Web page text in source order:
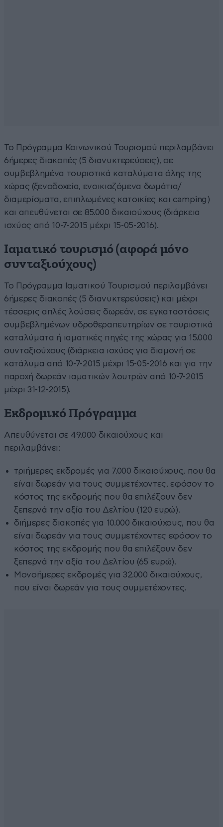
Το Πρόγραμμα Κοινωνικού Τουρισμού περιλαμβάνει
6ήμερες διακοπές (5 διανυκτερεύσεις), σε
συμβεβλημένα τουριστικά καταλύματα όλης της
χώρας (ξενοδοχεία, ενοικιαζόμενα δωμάτια/
διαμερίσματα, επιπλωμένες κατοικίες και camping)
και απευθύνεται σε 85.000 δικαιούχους (διάρκεια
ισχύος από 10-7-2015 μέχρι 15-05-2016).
Ιαματικό τουρισμό (αφορά μόνο
συνταξιούχους)
Το Πρόγραμμα Ιαματικού Τουρισμού περιλαμβάνει
6ήμερες διακοπές (5 διανυκτερεύσεις) και μέχρι
τέσσερις απλές λούσεις δωρεάν, σε εγκαταστάσεις
συμβεβλημένων υδροθεραπευτηρίων σε τουριστικά
καταλύματα ή ιαματικές πηγές της χώρας για 15.000
συνταξιούχους (διάρκεια ισχύος για διαμονή σε
κατάλυμα από 10-7-2015 μέχρι 15-05-2016 και για την
παροχή δωρεάν ιαματικών λουτρών από 10-7-2015
μέχρι 31-12-2015).
Εκδρομικό Πρόγραμμα
Απευθύνεται σε 49.000 δικαιούχους και
περιλαμβάνει:
τριήμερες εκδρομές για 7.000 δικαιούχους, που θα
είναι δωρεάν για τους συμμετέχοντες, εφόσον το
κόστος της εκδρομής που θα επιλέξουν δεν
ξεπερνά την αξία του Δελτίου (120 ευρώ).
διήμερες διακοπές για 10.000 δικαιούχους, που θα
είναι δωρεάν για τους συμμετέχοντες εφόσον το
κόστος της εκδρομής που θα επιλέξουν δεν
ξεπερνά την αξία του Δελτίου (65 ευρώ).
Μονοήμερες εκδρομές για 32.000 δικαιούχους,
που είναι δωρεάν για τους συμμετέχοντες.